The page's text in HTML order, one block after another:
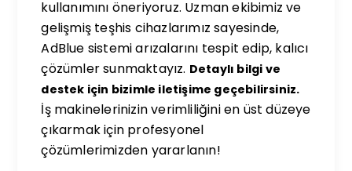
kullanımını öneriyoruz. Uzman ekibimiz ve
gelişmiş teşhis cihazlarımız sayesinde,
AdBlue sistemi arızalarını tespit edip, kalıcı
çözümler sunmaktayız. Detaylı bilgi ve
destek için bizimle iletişime geçebilirsiniz.
İş makinelerinizin verimliliğini en üst düzeye
çıkarmak için profesyonel
çözümlerimizden yararlanın!